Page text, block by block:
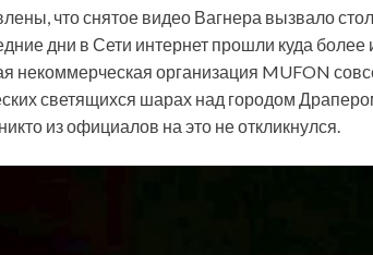
что снятое видео Вагнера вызвало
дни в Сети интернет прошли куда
некоммерческая организация MUFON
светящихся шарах над городом
из официалов на это не откликнулся.